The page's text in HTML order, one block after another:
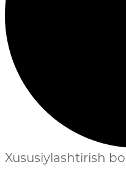
Xususiylashtirish